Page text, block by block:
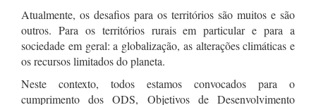
Atualmente, os desafios para os territórios são muitos e são
outros. Para os territórios rurais em particular e para a
sociedade em geral: a globalização, as alterações climáticas e
os recursos limitados do planeta.
Neste contexto, todos estamos convocados para o
cumprimento dos ODS, Objetivos de Desenvolvimento